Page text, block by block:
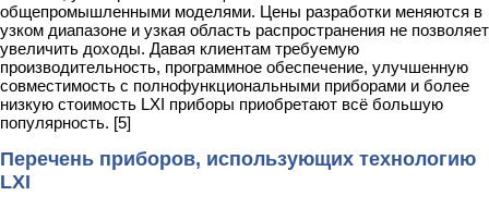
общепромышленными моделями. Цены разработки меняются в
узком диапазоне и узкая область распространения не позволяет
увеличить доходы. Давая клиентам требуемую
производительность, программное обеспечение, улучшенную
совместимость с полнофункциональными приборами и более
низкую стоимость LXI приборы приобретают всё большую
популярность. [5]
Перечень приборов, использующих технологию
LXI